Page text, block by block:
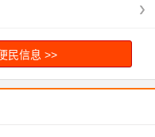
民信息 >>